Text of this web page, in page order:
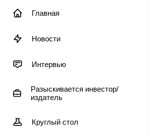
Главная
Новости
Интервью
Разыскивается инвестор/
издатель
Круглый стол